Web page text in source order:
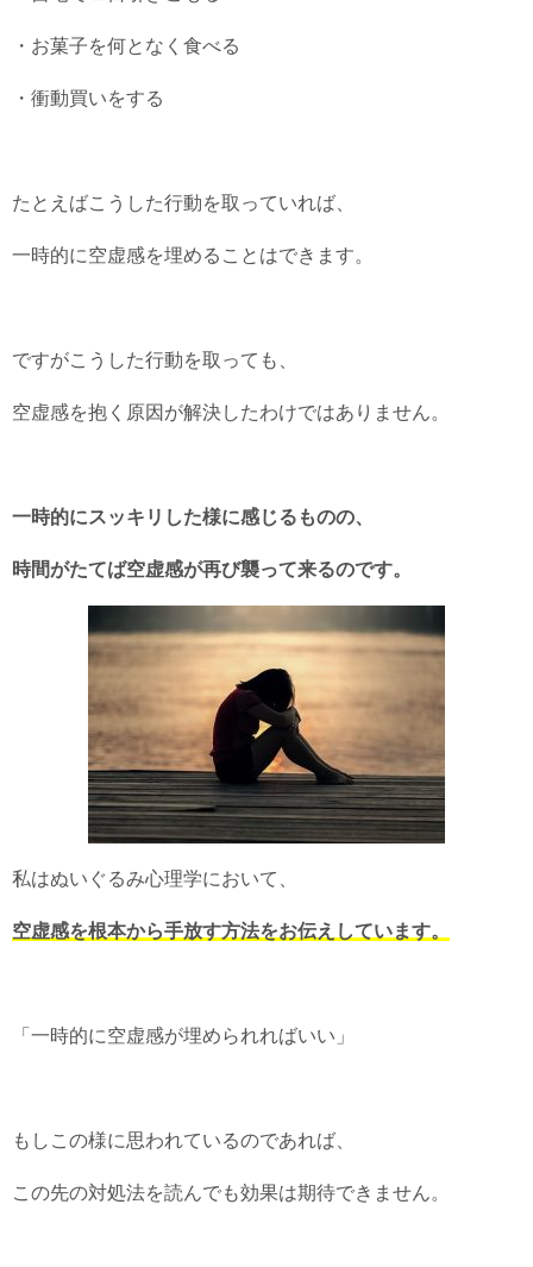
・お菓子を何となく食べる
・衝動買いをする
たとえばこうした行動を取っていれば、
一時的に空虚感を埋めることはできます。
ですがこうした行動を取っても、
空虚感を抱く原因が解決したわけではありません。
一時的にスッキリした様に感じるものの、
時間がたてば空虚感が再び襲って来るのです。
私はぬいぐるみ心理学において、
空虚感を根本から手放す方法をお伝えしています。
「一時的に空虚感が埋められればいい」
もしこの様に思われているのであれば、
この先の対処法を読んでも効果は期待できません。